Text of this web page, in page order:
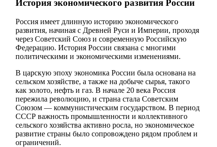
История экономического развития России
Россия имеет длинную историю экономического
развития, начиная с Древней Руси и Империи, проходя
через Советский Союз и современную Российскую
Федерацию. История России связана с многими
политическими и экономическими изменениями.
В царскую эпоху экономика России была основана на
сельском хозяйстве, а также на добыче сырья, такого
как золото, нефть и газ. В начале 20 века Россия
пережила революцию, и страна стала Советским
Союзом — коммунистическим государством. В период
СССР важность промышленности и коллективного
сельского хозяйства активно росла, но экономическое
развитие страны было сопровождено рядом проблем и
ограничений.